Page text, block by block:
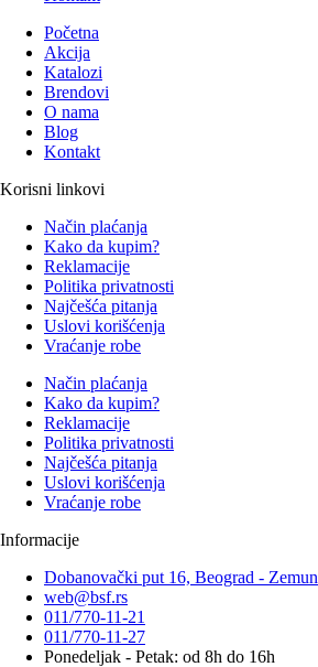
Početna
Akcija
Katalozi
Brendovi
O nama
Blog
Kontakt
Korisni linkovi
Način plaćanja
Kako da kupim?
Reklamacije
Politika privatnosti
Najčešća pitanja
Uslovi korišćenja
Vraćanje robe
Način plaćanja
Kako da kupim?
Reklamacije
Politika privatnosti
Najčešća pitanja
Uslovi korišćenja
Vraćanje robe
Informacije
Dobanovački put 16, Beograd - Zemun
web@bsf.rs
011/770-11-21
011/770-11-27
Ponedeljak - Petak: od 8h do 16h